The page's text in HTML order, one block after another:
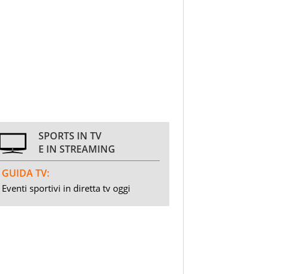
SPORTS IN TV
E IN STREAMING
GUIDA TV:
Eventi sportivi in diretta tv oggi